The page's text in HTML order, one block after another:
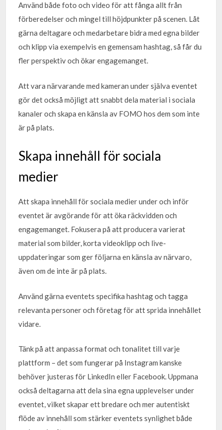
Använd både foto och video för att fånga allt från
förberedelser och mingel till höjdpunkter på scenen. Låt
gärna deltagare och medarbetare bidra med egna bilder
och klipp via exempelvis en gemensam hashtag, så får du
fler perspektiv och ökar engagemanget.
Att vara närvarande med kameran under själva eventet
gör det också möjligt att snabbt dela material i sociala
kanaler och skapa en känsla av FOMO hos dem som inte
är på plats.
Skapa innehåll för sociala
medier
Att skapa innehåll för sociala medier under och inför
eventet är avgörande för att öka räckvidden och
engagemanget. Fokusera på att producera varierat
material som bilder, korta videoklipp och live-
uppdateringar som ger följarna en känsla av närvaro,
även om de inte är på plats.
Använd gärna eventets specifika hashtag och tagga
relevanta personer och företag för att sprida innehållet
vidare.
Tänk på att anpassa format och tonalitet till varje
plattform – det som fungerar på Instagram kanske
behöver justeras för LinkedIn eller Facebook. Uppmana
också deltagarna att dela sina egna upplevelser under
eventet, vilket skapar ett bredare och mer autentiskt
flöde av innehåll som stärker eventets synlighet både